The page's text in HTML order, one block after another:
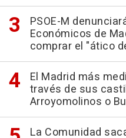
PSOE-M
Económicos de
comprar el "ático
El Madrid más
través de sus
Arroyomolinos o
La Comunidad